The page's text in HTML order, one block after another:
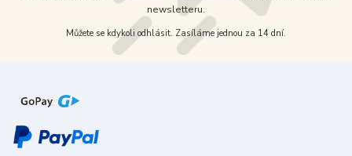
newsletteru.
Můžete se kdykoli odhlásit. Zasíláme jednou za 14 dní.